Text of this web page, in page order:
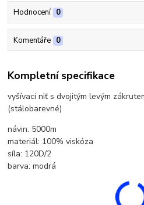
Hodnocení 0
Komentáře 0
Kompletní specifikace
vyšívací niť s dvojitým levým
(stálobarevné)
návin: 5000m
materiál: 100% viskóza
síla: 120D/2
barva: modrá